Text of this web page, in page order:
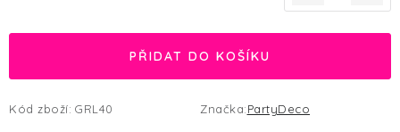
PŘIDAT DO KOŠÍKU
Kód zboží: GRL40 Značka:PartyDeco